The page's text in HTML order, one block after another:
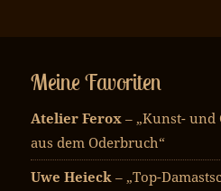
Meine Favoriten
Atelier Ferox– „Kunst- und
aus dem Oderbruch“
Uwe Heieck– „Top-